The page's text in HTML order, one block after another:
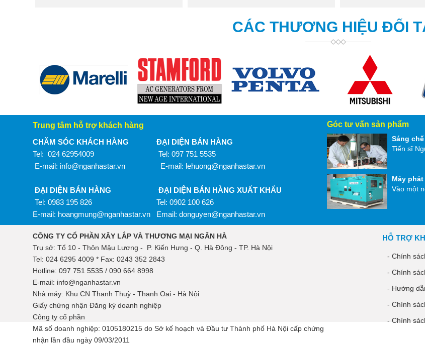
CÁC THƯƠNG HIỆU ĐỐI
Trung tâm hỗ trợ khách hàng
CHĂM SÓC KHÁCH HÀNG
ĐẠI DIỆN BÁN HÀNG
Tel: 024 62954009
Tel: 097 751 5535
E-mail: info@nganhastar.vn
E-mail: lehuong@nganhastar.vn
ĐẠI DIỆN BÁN HÀNG
ĐẠI DIỆN BÁN HÀNG XUẤT KHẨU
Tel: 0983 195 826
Tel: 0902 100 626
E-mail: hoangmung@nganhastar.vn Email: donguyen@nganhastar.vn
Góc tư vấn sản phẩm
Sáng
Tiến sĩ
Máy
Vào một
CÔNG TY CỔ PHẦN XÂY LẮP VÀ THƯƠNG MẠI NGÂN HÀ
Trụ sở: Tổ 10 - Thôn Mậu Lương - P. Kiến Hưng - Q. Hà Đông - TP. Hà Nội
Tel: 024 6295 4009 * Fax: 0243 352 2843
Hotline: 097 751 5535 / 090 664 8998
E-mail: info@nganhastar.vn
Nhà máy: Khu CN Thanh Thuỳ - Thanh Oai - Hà Nội
Giấy chứng nhận Đăng ký doanh nghiệp
Công ty cổ phần
Mã số doanh nghiệp: 0105180215 do Sở kế hoạch và Đầu tư Thành phố Hà Nội cấp chứng
nhận lần đầu ngày 09/03/2011
HỖ TRỢ
- Chính
- Chính
- Hướng
- Chính
- Chính